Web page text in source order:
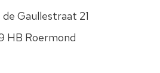
Gaullestraat 21
HB Roermond